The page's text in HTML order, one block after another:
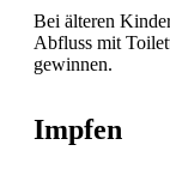
Bei älteren
Abfluss mit
gewinnen.
Impfen